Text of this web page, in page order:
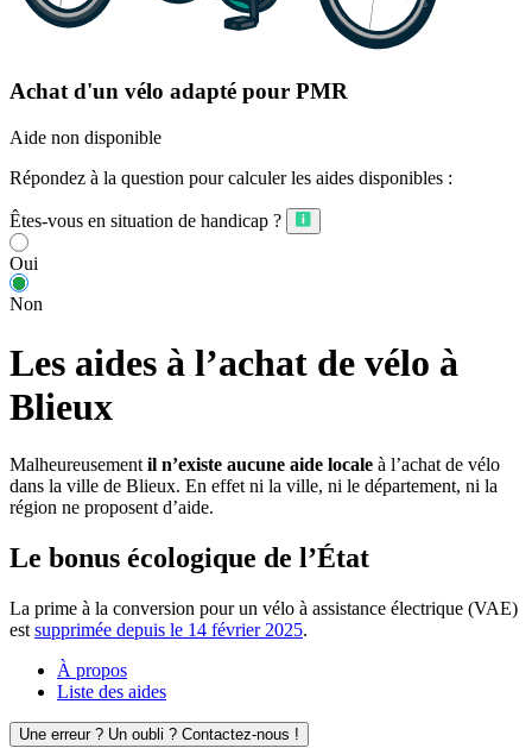
Achat d'un vélo adapté pour PMR
Aide non disponible
Répondez à la question pour calculer les aides disponibles :
Êtes-vous en situation de handicap ?
Oui
Non
Les aides à l’achat de vélo à
Blieux
Malheureusement il n’existe aucune aide locale à l’achat de vélo
dans la ville de Blieux. En effet ni la ville, ni le département, ni la
région ne proposent d’aide.
Le bonus écologique de l’État
La prime à la conversion pour un vélo à assistance électrique (VAE)
est supprimée depuis le 14 février 2025.
À propos
Liste des aides
Une erreur ? Un oubli ? Contactez-nous !